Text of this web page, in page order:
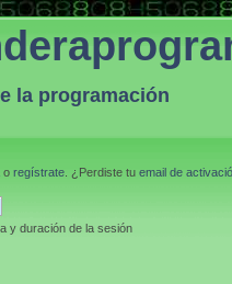
la programación
o regístrate . ¿Perdiste tu email de
y duración de la sesión